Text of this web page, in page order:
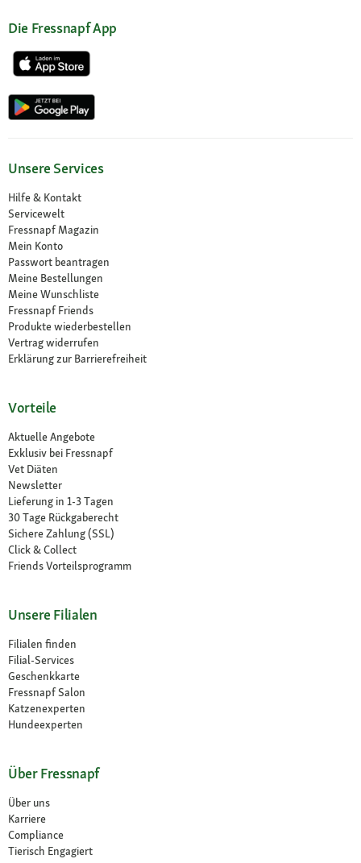
Die Fressnapf App
Unsere Services
Hilfe & Kontakt
Servicewelt
Fressnapf Magazin
Mein Konto
Passwort beantragen
Meine Bestellungen
Meine Wunschliste
Fressnapf Friends
Produkte wiederbestellen
Vertrag widerrufen
Erklärung zur Barrierefreiheit
Vorteile
Aktuelle Angebote
Exklusiv bei Fressnapf
Vet Diäten
Newsletter
Lieferung in 1-3 Tagen
30 Tage Rückgaberecht
Sichere Zahlung (SSL)
Click & Collect
Friends Vorteilsprogramm
Unsere Filialen
Filialen finden
Filial-Services
Geschenkkarte
Fressnapf Salon
Katzenexperten
Hundeexperten
Über Fressnapf
Über uns
Karriere
Compliance
Tierisch Engagiert